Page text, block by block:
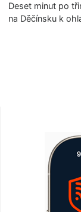
Deset minut po
na Děčínsku k